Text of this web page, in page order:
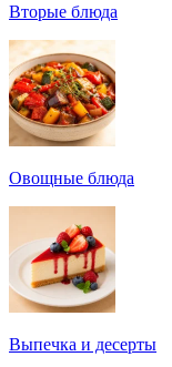
Вторые блюда
Овощные блюда
Выпечка и десерты